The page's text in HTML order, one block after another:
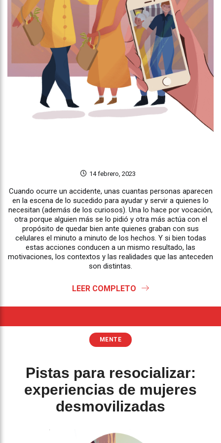
14 febrero, 2023
Cuando ocurre un accidente, unas cuantas personas aparecen
en la escena de lo sucedido para ayudar y servir a quienes lo
necesitan (además de los curiosos). Una lo hace por vocación,
otra porque alguien más se lo pidió y otra más actúa con el
propósito de quedar bien ante quienes graban con sus
celulares el minuto a minuto de los hechos. Y si bien todas
estas acciones conducen a un mismo resultado, las
motivaciones, los contextos y las realidades que las anteceden
son distintas.
LEER COMPLETO
MENTE
Pistas para resocializar:
experiencias de mujeres
desmovilizadas